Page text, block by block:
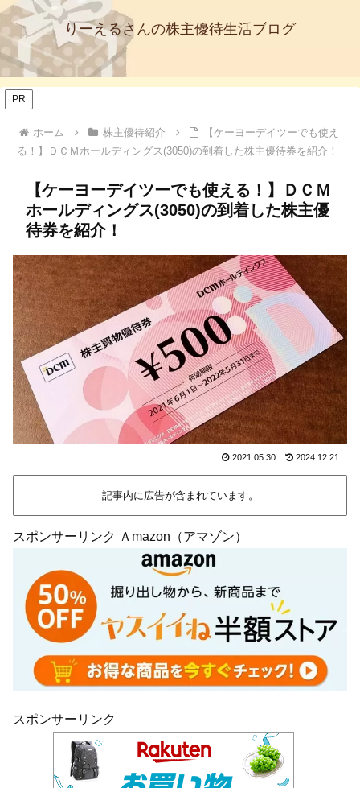
りーえるさんの株主優待生活ブログ
PR
ホーム 株主優待紹介
【ケーヨーデイツーでも使え
る！】ＤＣＭホールディングス(3050)の到着した株主優待券を紹介！
【ケーヨーデイツーでも使える！】ＤＣＭ
ホールディングス(3050)の到着した株主優
待券を紹介！
2021.05.30 2024.12.21
記事内に広告が含まれています。
スポンサーリンク Ａmazon（アマゾン）
スポンサーリンク